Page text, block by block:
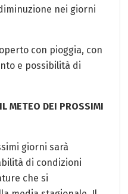
nei giorni
con pioggia, con
e possibilità di
METEO DEI PROSSIMI
giorni sarà
di condizioni
che si